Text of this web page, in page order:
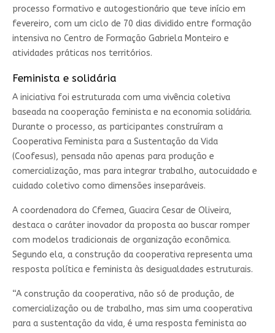
processo formativo e autogestionário que teve início em
fevereiro, com um ciclo de 70 dias dividido entre formação
intensiva no Centro de Formação Gabriela Monteiro e
atividades práticas nos territórios.
Feminista e solidária
A iniciativa foi estruturada com uma vivência coletiva
baseada na cooperação feminista e na economia solidária.
Durante o processo, as participantes construíram a
Cooperativa Feminista para a Sustentação da Vida
(Coofesus), pensada não apenas para produção e
comercialização, mas para integrar trabalho, autocuidado e
cuidado coletivo como dimensões inseparáveis.
A coordenadora do Cfemea, Guacira Cesar de Oliveira,
destaca o caráter inovador da proposta ao buscar romper
com modelos tradicionais de organização econômica.
Segundo ela, a construção da cooperativa representa uma
resposta política e feminista às desigualdades estruturais.
“A construção da cooperativa, não só de produção, de
comercialização ou de trabalho, mas sim uma cooperativa
para a sustentação da vida, é uma resposta feminista ao